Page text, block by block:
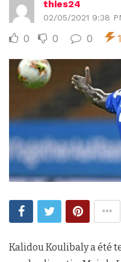
thies24
02/05/2021 9:38
0 0 0
Kalidou Koulibaly a été